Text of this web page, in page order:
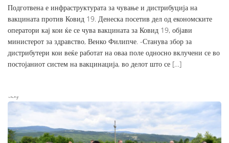
Подготвена е инфраструктурата за чување и дистрибуција на
вакцината против Ковид 19. Денеска посетив дел од економските
оператори кај кои ќе се чува вакцината за Ковид 19, објави
министерот за здравство, Венко Филипче. -Станува збор за
дистрибутери кои веќе работат на оваа поле односно вклучени се во
постојаниот систем на вакцинација, во делот што се […]
Sticky